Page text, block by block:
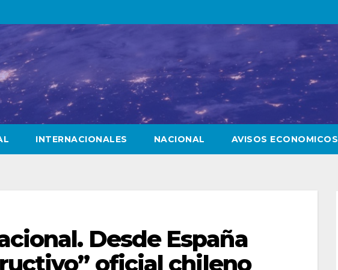
INTERNACIONALES NACIONAL AVISOS ECONOMICOS
Desde España
oficial chileno